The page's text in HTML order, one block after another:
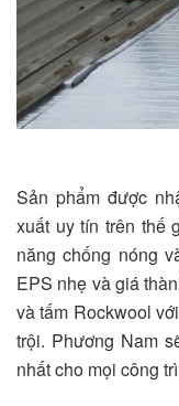
Sản phẩm được
xuất uy tín trên thế
năng chống nóng
EPS nhẹ và giá
và tấm Rockwool
trội. Phương Nam
nhất cho mọi công